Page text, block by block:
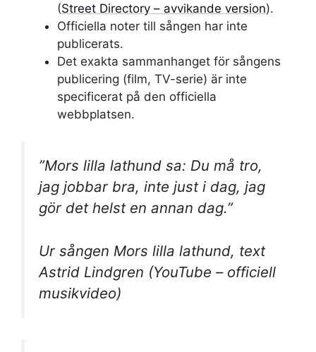
(Street Directory – avvikande version).
Officiella noter till sången har inte
publicerats.
Det exakta sammanhanget för sångens
publicering (film, TV-serie) är inte
specificerat på den officiella
webbplatsen.
”Mors lilla lathund sa: Du må tro,
jag jobbar bra, inte just i dag, jag
gör det helst en annan dag.”
Ur sången Mors lilla lathund, text
Astrid Lindgren (YouTube – officiell
musikvideo)